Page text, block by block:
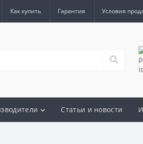
Как купить Гарантия Условия
Статьи и новости